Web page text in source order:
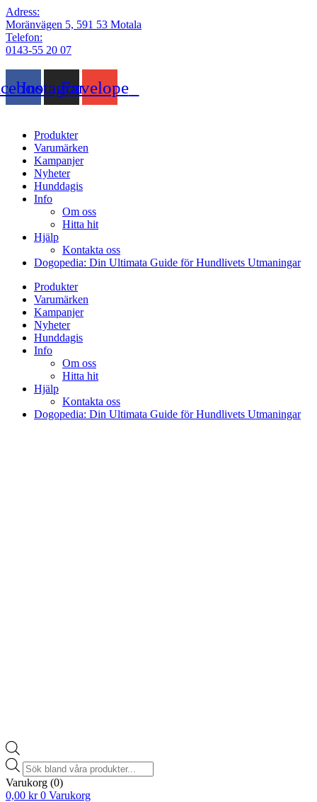
Adress:
Moränvägen 5, 591 53 Motala
Telefon:
0143-55 20 07
InstagramEnvelope
Produkter
Varumärken
Kampanjer
Nyheter
Hunddagis
Info
Om oss
Hitta hit
Hjälp
Kontakta oss
Dogopedia: Din Ultimata Guide för Hundlivets Utmaningar
Produkter
Varumärken
Kampanjer
Nyheter
Hunddagis
Info
Om oss
Hitta hit
Hjälp
Kontakta oss
Dogopedia: Din Ultimata Guide för Hundlivets Utmaningar
Products
search
Varukorg (0)
0,00 kr 0 Varukorg